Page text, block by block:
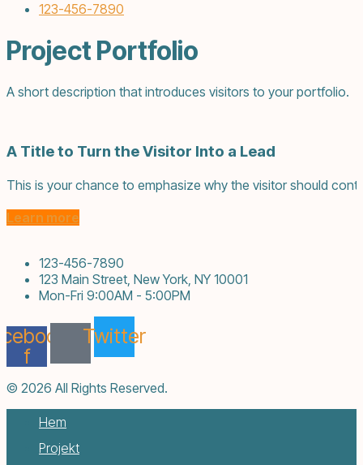
123-456-7890
Project Portfolio
A short description that introduces visitors to your portfolio.
A Title to Turn the Visitor Into a Lead
This is your chance to emphasize why the visitor should
Learn more
123-456-7890
123 Main Street, New York, NY 10001
Mon-Fri 9:00AM - 5:00PM
f
Twitter
© 2026 All Rights Reserved.
Hem
Projekt